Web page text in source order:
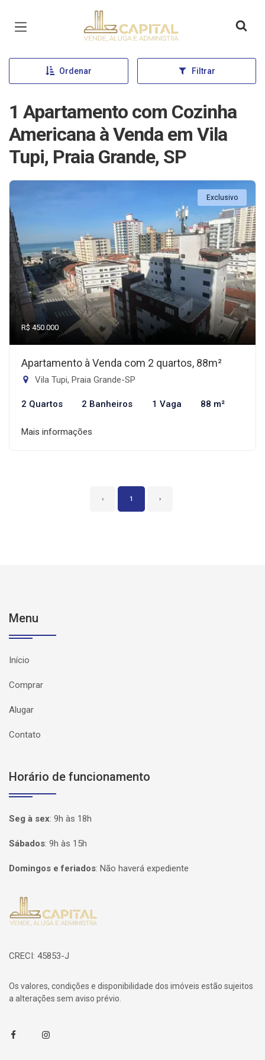
Página inicial
Ordenar Filtrar
1 Apartamento com Cozinha
Americana à Venda em Vila
Tupi, Praia Grande, SP
Exclusivo
R$ 450.000
Apartamento à Venda com 2 quartos, 88m²
Vila Tupi, Praia Grande-SP
2 Quartos 2 Banheiros 1 Vaga 88 m²
Mais informações
‹ 1 ›
Menu
Início
Comprar
Alugar
Contato
Horário de funcionamento
Seg à sex: 9h às 18h
Sábados: 9h às 15h
Domingos e feriados: Não haverá expediente
Página inicial
CRECI: 45853-J
Os valores, condições e disponibilidade dos imóveis estão sujeitos
a alterações sem aviso prévio.
FacebookInstagram